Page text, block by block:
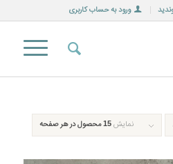
ورود به حساب کاربری
نمایش15 محصول در هر صفحه